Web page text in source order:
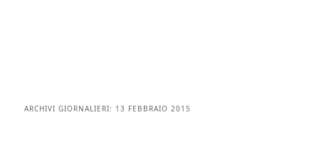
ARCHIVI GIORNALIERI: 13 FEBBRAIO 2015